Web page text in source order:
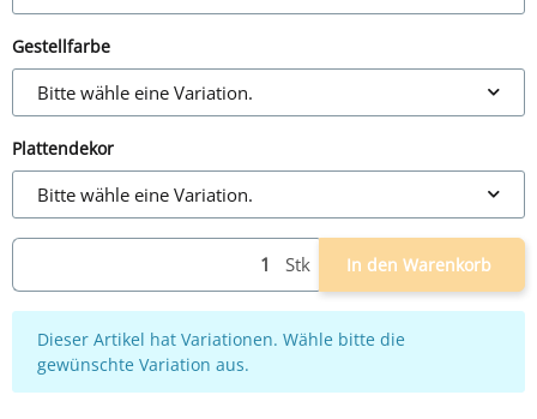
Gestellfarbe
Bitte wähle eine Variation.
Plattendekor
Bitte wähle eine Variation.
Stk In den Warenkorb
x
Dieser Artikel hat Variationen. Wähle bitte die
gewünschte Variation aus.